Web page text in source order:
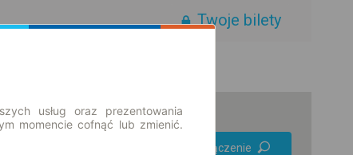
Twoje bilety
Znajdź połączenie
usług oraz prezentowania
momencie cofnąć lub zmienić.